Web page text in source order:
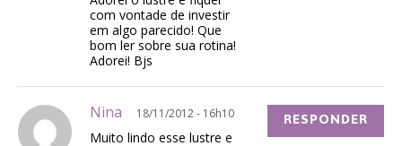
com vontade de investir
em algo parecido! Que
bom ler sobre sua rotina!
Adorei! Bjs
Nina 18/11/2012 - 16h10
Muito lindo esse lustre e
RESPONDER